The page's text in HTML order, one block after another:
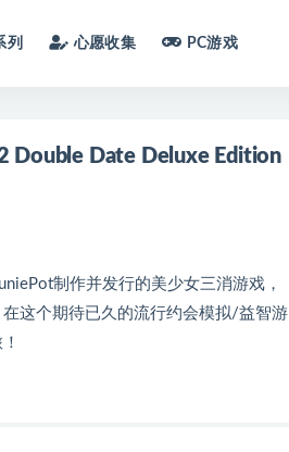
列 心愿收集 PC游戏
Double Date Deluxe Edition
制作并发行的美少女三消游戏，
这个期待已久的流行约会模拟/益智游